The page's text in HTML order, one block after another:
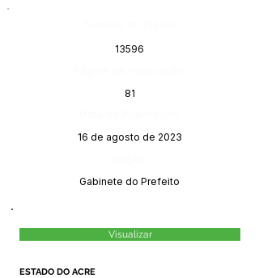
13596
81
16 de agosto de 2023
Gabinete do Prefeito
Visualizar
ESTADO DO ACRE